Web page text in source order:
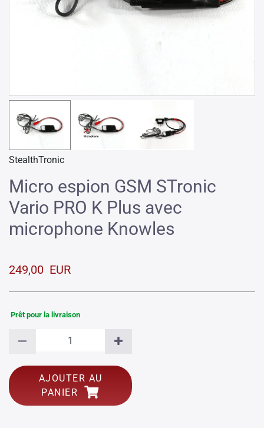
StealthTronic
Micro espion GSM STronic
Vario PRO K Plus avec
microphone Knowles
249,00 EUR
Prêt pour la livraison
AJOUTER AU